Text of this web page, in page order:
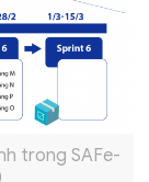
trong SAFe-